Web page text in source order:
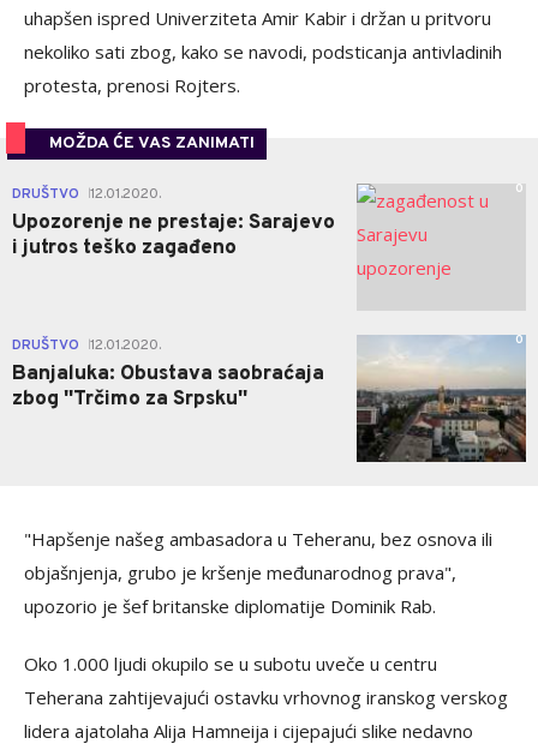
uhapšen ispred Univerziteta Amir Kabir i držan u pritvoru
nekoliko sati zbog, kako se navodi, podsticanja antivladinih
protesta, prenosi Rojters.
MOŽDA ĆE VAS ZANIMATI
DRUŠTVO 12.01.2020.
Upozorenje ne prestaje: Sarajevo
i jutros teško zagađeno
0
DRUŠTVO 12.01.2020.
Banjaluka: Obustava saobraćaja
zbog ''Trčimo za Srpsku''
0
"Hapšenje našeg ambasadora u Teheranu, bez osnova ili
objašnjenja, grubo je kršenje međunarodnog prava",
upozorio je šef britanske diplomatije Dominik Rab.
Oko 1.000 ljudi okupilo se u subotu uveče u centru
Teherana zahtijevajući ostavku vrhovnog iranskog verskog
lidera ajatolaha Alija Hamneija i cijepajući slike nedavno